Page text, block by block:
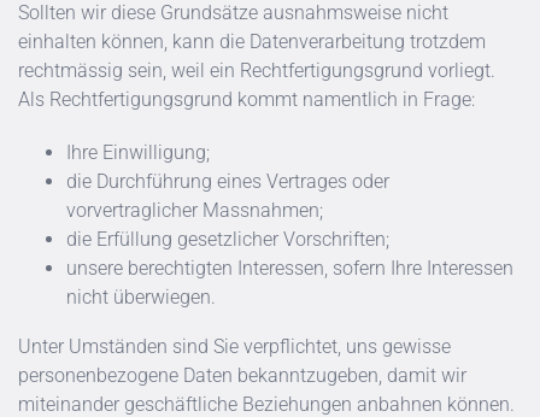
Sollten wir diese Grundsätze ausnahmsweise nicht
einhalten können, kann die Datenverarbeitung trotzdem
rechtmässig sein, weil ein Rechtfertigungsgrund vorliegt.
Als Rechtfertigungsgrund kommt namentlich in Frage:
Ihre Einwilligung;
die Durchführung eines Vertrages oder
vorvertraglicher Massnahmen;
die Erfüllung gesetzlicher Vorschriften;
unsere berechtigten Interessen, sofern Ihre Interessen
nicht überwiegen.
Unter Umständen sind Sie verpflichtet, uns gewisse
personenbezogene Daten bekanntzugeben, damit wir
miteinander geschäftliche Beziehungen anbahnen können.